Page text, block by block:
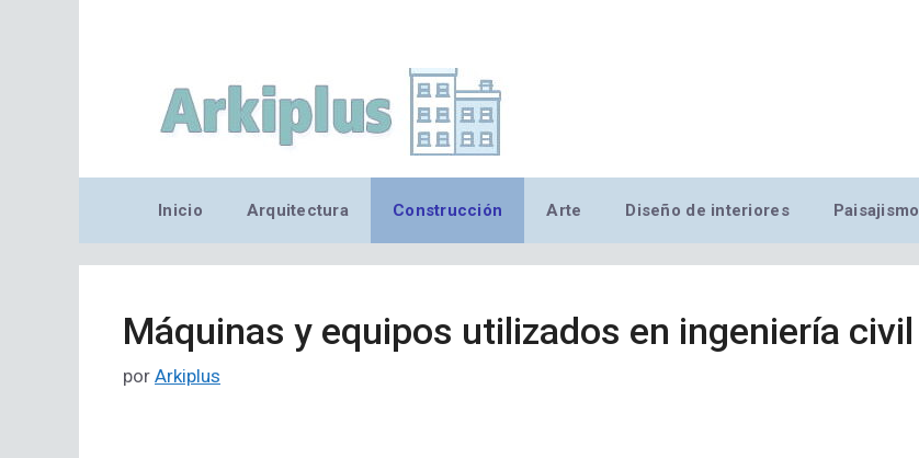
Inicio Arquitectura Construcción Arte Diseño de interiores Paisajismo
Máquinas y equipos utilizados en ingeniería civil
por Arkiplus